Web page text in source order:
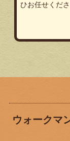
ひお任せくださ
ウォークマ